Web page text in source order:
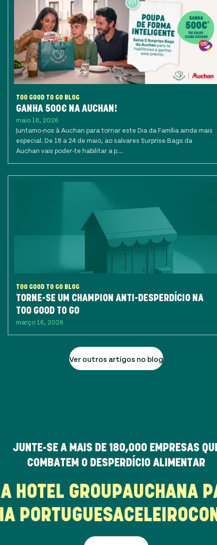
TOO GOOD TO GO BLOG
GANHA 500€ NA AUCHAN!
maio 18, 2026
Juntamo-nos à Auchan para tornar este Dia da Família ainda mais
especial. De 18 a 24 de maio, ao salvares Surprise Bags da
Auchan vais poder-te habilitar a p...
TOO GOOD TO GO BLOG
TORNE-SE UM CHAMPION ANTI-DESPERDÍCIO NA
TOO GOOD TO GO
março 16, 2026
Ver outros artigos no blog
JUNTE-SE A MAIS DE 180,000 EMPRESAS
COMBATEM O DESPERDÍCIO ALIMENTAR
HOTEL GROUPAUCHANA
PORTUGUESACELEIRO